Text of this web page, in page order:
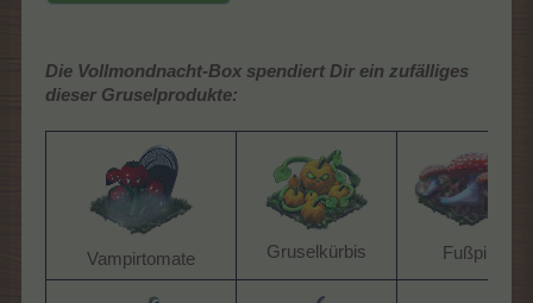
Die Vollmondnacht-Box spendiert Dir ein zufälliges
dieser Gruselprodukte:
Vampirtomate​ Gruselkürbis​ Fußpilz​